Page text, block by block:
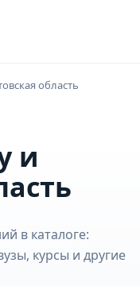
область
и
в каталоге:
курсы и другие